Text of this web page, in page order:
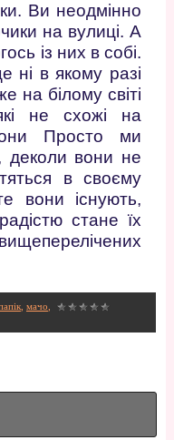
Ви неодмінно
на вулиці. А
із них в собі.
ні в якому разі
на білому світі
не схожі на
Просто ми
деколи вони не
в своєму
вони існують,
стане їх
, мачо